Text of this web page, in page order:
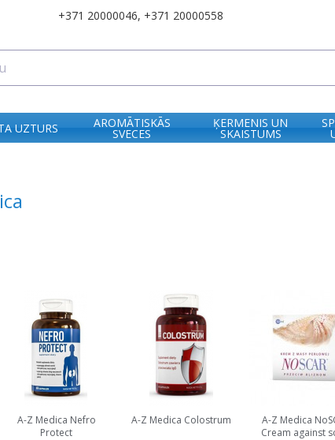
+371 20000046, +371 20000558
UZTURS AROMĀTISKĀS
SVECES
ĶERMENIS UN
SKAISTUMS
A-Z Medica Nefro
Protect
A-Z Medica Colostrum
A-Z Medica
Cream against